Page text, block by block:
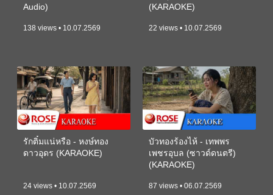
Audio)
138 views • 10.07.2569
(KARAOKE)
22 views • 10.07.2569
รักติ๋มแน่หรือ - หงษ์ทอง
ดาวอุดร (KARAOKE)
24 views • 10.07.2569
บัวทองร้องไห้ - เทพพร
เพชรอุบล (ซาวด์ดนตรี)
(KARAOKE)
87 views • 06.07.2569